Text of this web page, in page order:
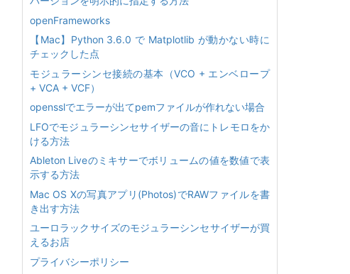
openFrameworks
【Mac】Python 3.6.0 で Matplotlib が動かない時に
チェックした点
モジュラーシンセ接続の基本（VCO + エンベロープ
+ VCA + VCF）
opensslでエラーが出てpemファイルが作れない場合
LFOでモジュラーシンセサイザーの音にトレモロをか
ける方法
Ableton Liveのミキサーでボリュームの値を数値で表
示する方法
Mac OS Xの写真アプリ(Photos)でRAWファイルを書
き出す方法
ユーロラックサイズのモジュラーシンセサイザーが買
えるお店
プライバシーポリシー